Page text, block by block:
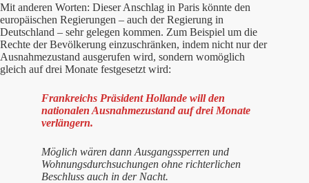
Mit anderen Worten: Dieser Anschlag in Paris könnte den
europäischen Regierungen – auch der Regierung in
Deutschland – sehr gelegen kommen. Zum Beispiel um die
Rechte der Bevölkerung einzuschränken, indem nicht nur der
Ausnahmezustand ausgerufen wird, sondern womöglich
gleich auf drei Monate festgesetzt wird:
Frankreichs Präsident Hollande will den
nationalen Ausnahmezustand auf drei Monate
verlängern.
Möglich wären dann Ausgangssperren und
Wohnungsdurchsuchungen ohne richterlichen
Beschluss auch in der Nacht.